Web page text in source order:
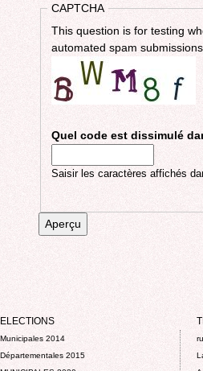
CAPTCHA
This question is for testing
automated spam
Quel code est dissimulé
Saisir les caractères affichés
ELECTIONS
Municipales 2014
Départementales 2015